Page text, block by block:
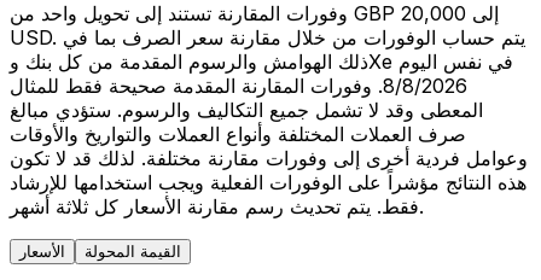
وفورات المقارنة تستند إلى تحويل واحد من GBP 20,000 إلى
USD. يتم حساب الوفورات من خلال مقارنة سعر الصرف بما في
ذلك الهوامش والرسوم المقدمة من كل بنك وXe في نفس اليوم
8/8/2026. وفورات المقارنة المقدمة صحيحة فقط للمثال
المعطى وقد لا تشمل جميع التكاليف والرسوم. ستؤدي مبالغ
صرف العملات المختلفة وأنواع العملات والتواريخ والأوقات
وعوامل فردية أخرى إلى وفورات مقارنة مختلفة. لذلك قد لا تكون
هذه النتائج مؤشراً على الوفورات الفعلية ويجب استخدامها للإرشاد
فقط. يتم تحديث رسم مقارنة الأسعار كل ثلاثة أشهر.
الأسعار القيمة المحولة